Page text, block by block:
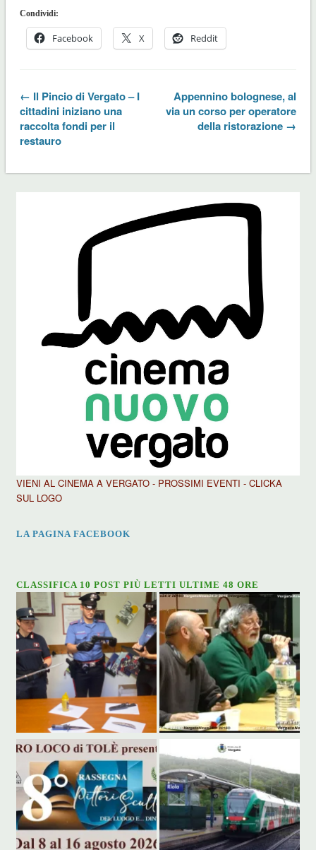
Condividi:
Facebook X Reddit
← Il Pincio di Vergato – I
cittadini iniziano una
raccolta fondi per il
restauro
Appennino bolognese, al
via un corso per operatore
della ristorazione →
VIENI AL CINEMA A VERGATO - PROSSIMI EVENTI - CLICKA
SUL LOGO
LA PAGINA FACEBOOK
CLASSIFICA 10 POST PIÙ LETTI ULTIME 48 ORE